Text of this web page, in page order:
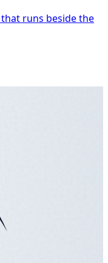
runs beside the